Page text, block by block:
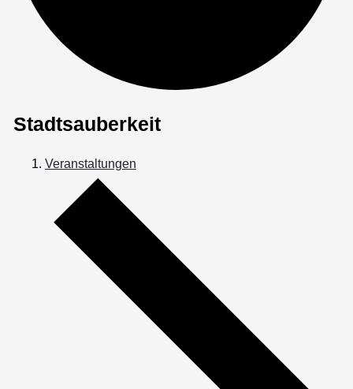
Stadtsauberkeit
Veranstaltungen